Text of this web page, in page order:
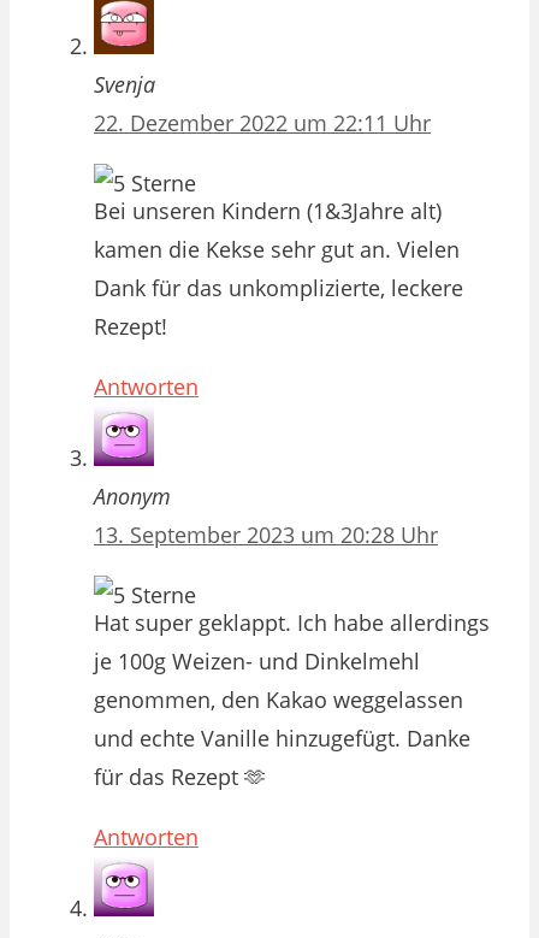
Svenja
22. Dezember 2022 um 22:11 Uhr
Bei unseren Kindern (1&3Jahre alt)
kamen die Kekse sehr gut an. Vielen
Dank für das unkomplizierte, leckere
Rezept!
Antworten
Anonym
13. September 2023 um 20:28 Uhr
Hat super geklappt. Ich habe allerdings
je 100g Weizen- und Dinkelmehl
genommen, den Kakao weggelassen
und echte Vanille hinzugefügt. Danke
für das Rezept 🫶
Antworten